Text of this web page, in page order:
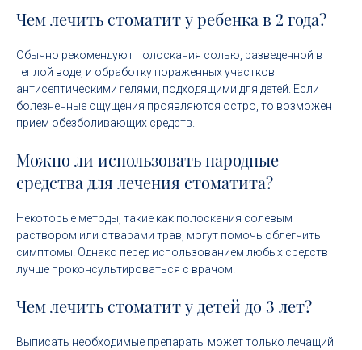
Чем лечить стоматит у ребенка в 2 года?
Обычно рекомендуют полоскания солью, разведенной в
теплой воде, и обработку пораженных участков
антисептическими гелями, подходящими для детей. Если
болезненные ощущения проявляются остро, то возможен
прием обезболивающих средств.
Можно ли использовать народные
средства для лечения стоматита?
Некоторые методы, такие как полоскания солевым
раствором или отварами трав, могут помочь облегчить
симптомы. Однако перед использованием любых средств
лучше проконсультироваться с врачом.
Чем лечить стоматит у детей до 3 лет?
Выписать необходимые препараты может только лечащий